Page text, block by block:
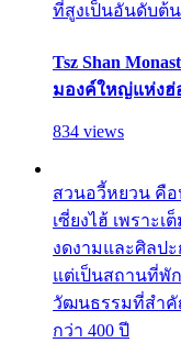
ที่สูงเป็นอันดับต้
Tsz Shan
มองค์ใหญ่แห่งฮ่
834 views
สวนอวี้หยวน คื
เซี่ยงไฮ้ เพราะ
งดงามและศิลป
แต่เป็นสถานที่พั
วัฒนธรรมที่สำคั
กว่า 400 ปี